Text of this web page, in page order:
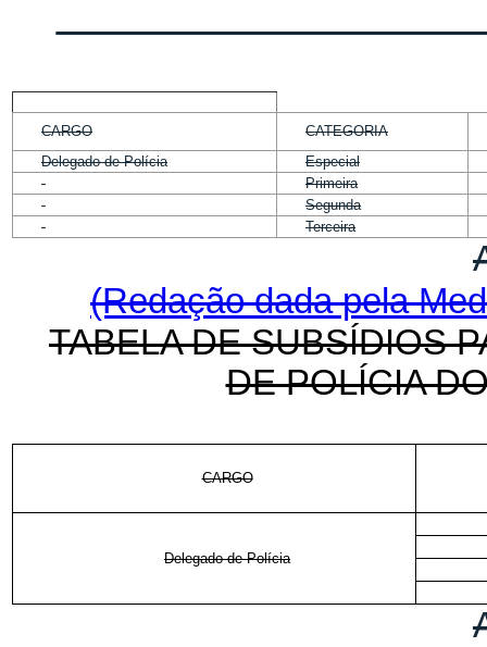
CARGO
CATEGORIA
Delegado de Polícia
Especial
Primeira
Segunda
Terceira
(Redação dada pela
TABELA DE SUBSÍDIOS
DE POLÍCIA
CARGO
Delegado de Polícia